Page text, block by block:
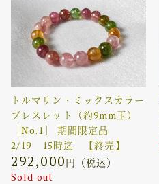
トルマリン・ミックスカラー
ブレスレット（約9mm玉）
［No.1］ 期間限定品
2/19 15時迄 【終売】
292,000円（税込）
Sold out